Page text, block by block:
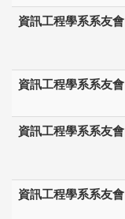
資訊工程學系系友會
資訊工程學系系友會
資訊工程學系系友會
資訊工程學系系友會